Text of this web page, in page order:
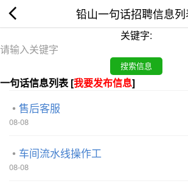
铅山一句话招聘信息列
关键字:
一句话信息列表 [我要发布信息]
售后客服
08-08
车间流水线操作工
08-08